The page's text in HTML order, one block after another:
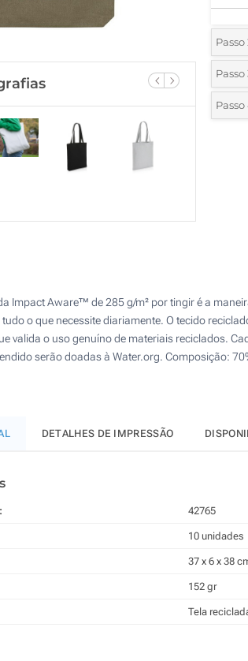
*
1
*
Impact Aware™ de 285 g/m² por tingir é a
o que necessite diariamente. O tecido
valida o uso genuíno de materiais reciclados.
serão doadas à Water.org. Composição:
DETALHES DE IMPRESSÃO
42765
10 unidades
37 x 6 x 38
152 gr
Tela